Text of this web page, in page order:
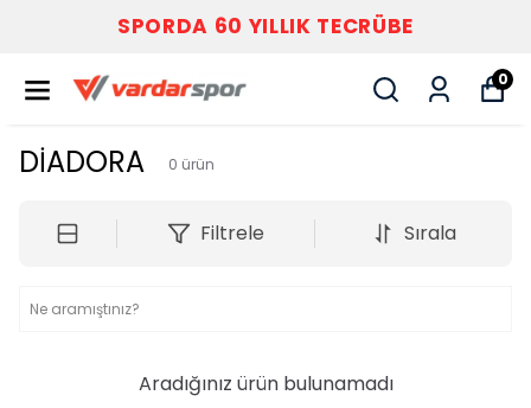
SPORDA 60 YILLIK TECRÜBE
0
DİADORA 0 ürün
Filtrele Sırala
Aradığınız ürün bulunamadı